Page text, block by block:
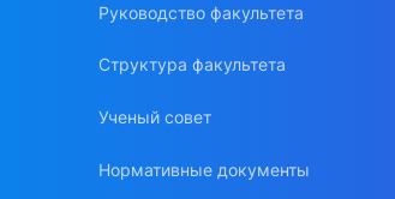
Руководство факультета
Структура факультета
Ученый совет
Нормативные документы